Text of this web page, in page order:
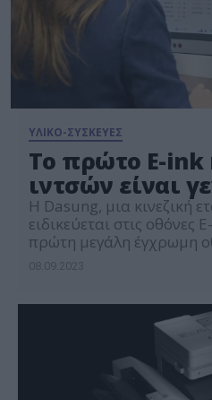
ΥΛΙΚΟ-ΣΥΣΚΕΥΕΣ
To πρώτο E-ink
ιντσών είναι
Η Dasung, μια κινεζική
ειδικεύεται στις οθόνες
πρώτη μεγάλη έγχρωμη